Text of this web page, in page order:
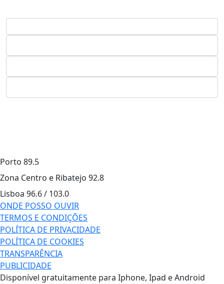
Porto 89.5
Zona Centro e Ribatejo 92.8
Lisboa 96.6 / 103.0
ONDE POSSO OUVIR
TERMOS E CONDIÇÕES
POLÍTICA DE PRIVACIDADE
POLÍTICA DE COOKIES
TRANSPARÊNCIA
PUBLICIDADE
Disponível gratuitamente para Iphone, Ipad e Android